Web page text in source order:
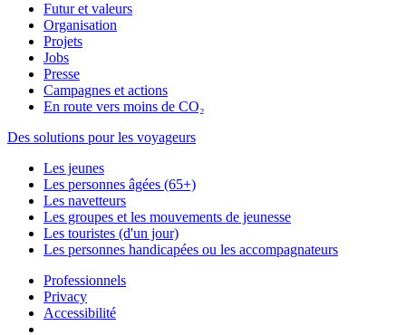
Futur et valeurs
Organisation
Projets
Jobs
Presse
Campagnes et actions
En route vers moins de CO₂
Des solutions pour les voyageurs
Les jeunes
Les personnes âgées (65+)
Les navetteurs
Les groupes et les mouvements de jeunesse
Les touristes (d'un jour)
Les personnes handicapées ou les accompagnateurs
Professionnels
Privacy
Accessibilité